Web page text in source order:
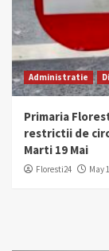
Administratie
Primaria
restrictii de
Marti 19 Mai
Floresti24 May